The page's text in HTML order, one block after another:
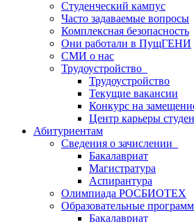
Студенческий кампус
Часто задаваемые вопросы
Комплексная безопасность
Они работали в ПущГЕНИ
СМИ о нас
Трудоустройство
Трудоустройство
Текущие вакансии
Конкурс на
Центр карьеры
Абитуриентам
Сведения о зачислении
Бакалавриат
Магистратура
Аспирантура
Олимпиада РОСБИОТЕХ
Образовательные
Бакалавриат